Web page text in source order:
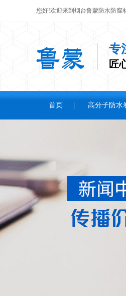
您好!欢迎来到烟台鲁蒙防水防腐
专
匠
首页 高分子防水